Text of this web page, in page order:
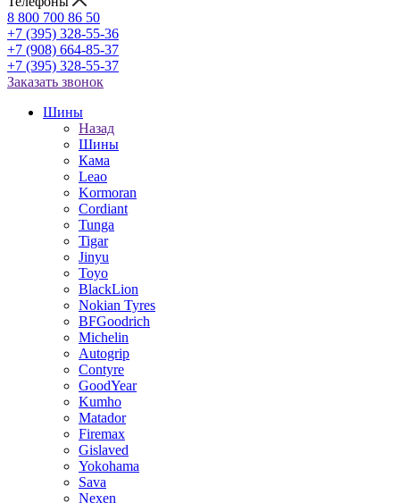
8 800 700 86 50
+7 (395) 328-55-36
+7 (908) 664-85-37
+7 (395) 328-55-37
Заказать звонок
Шины
Назад
Шины
Кама
Leao
Kormoran
Cordiant
Tunga
Tigar
Jinyu
Toyo
BlackLion
Nokian Tyres
BFGoodrich
Michelin
Autogrip
Contyre
GoodYear
Kumho
Matador
Firemax
Gislaved
Yokohama
Sava
Nexen